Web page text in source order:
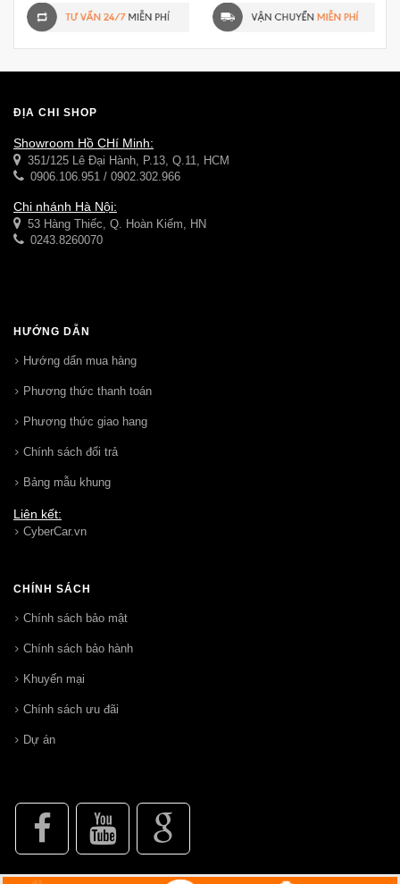
ĐỊA CHỈ SHOP
Showroom Hồ CHí Minh:
351/125 Lê Đại Hành, P.13, Q.11, HCM
0906.106.951 / 0902.302.966
Chi nhánh Hà Nội:
53 Hàng Thiếc, Q. Hoàn Kiếm, HN
0243.8260070
HƯỚNG DẪN
Hướng dẩn mua hàng
Phương thức thanh toán
Phương thức giao hang
Chính sách đổi trả
Bảng mẫu khung
Liên kết:
CyberCar.vn
CHÍNH SÁCH
Chính sách bảo mật
Chính sách bảo hành
Khuyến mại
Chính sách ưu đãi
Dự án